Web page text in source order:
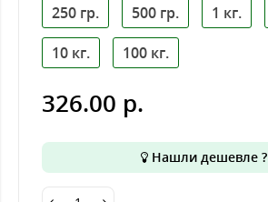
250 гр. 500 гр. 1 кг.
10 кг.
100 кг.
326.00 р.
Нашли дешевле ?